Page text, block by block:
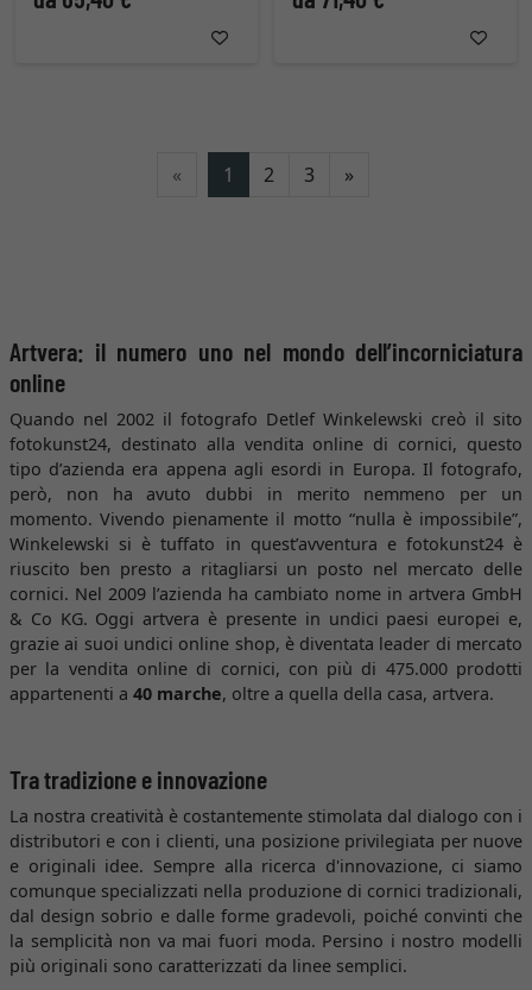
« 1 2 3 »Avanti
Artvera: il numero uno nel mondo dell’incorniciatura
online
Quando nel 2002 il fotografo Detlef Winkelewski creò il sito
fotokunst24, destinato alla vendita online di cornici, questo
tipo d’azienda era appena agli esordi in Europa. Il fotografo,
però, non ha avuto dubbi in merito nemmeno per un
momento. Vivendo pienamente il motto “nulla è impossibile”,
Winkelewski si è tuffato in quest’avventura e fotokunst24 è
riuscito ben presto a ritagliarsi un posto nel mercato delle
cornici. Nel 2009 l’azienda ha cambiato nome in artvera GmbH
& Co KG. Oggi artvera è presente in undici paesi europei e,
grazie ai suoi undici online shop, è diventata leader di mercato
per la vendita online di cornici, con più di 475.000 prodotti
appartenenti a 40 marche, oltre a quella della casa, artvera.
Tra tradizione e innovazione
La nostra creatività è costantemente stimolata dal dialogo con i
distributori e con i clienti, una posizione privilegiata per nuove
e originali idee. Sempre alla ricerca d'innovazione, ci siamo
comunque specializzati nella produzione di cornici tradizionali,
dal design sobrio e dalle forme gradevoli, poiché convinti che
la semplicità non va mai fuori moda. Persino i nostro modelli
più originali sono caratterizzati da linee semplici.